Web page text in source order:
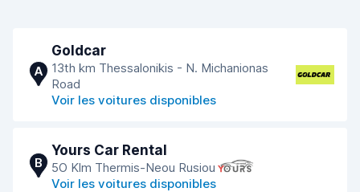
A
Goldcar
13th km Thessalonikis - N. Michanionas
Road
Voir les voitures disponibles
B
Yours Car Rental
5O Klm Thermis-Νeou Rusiou
Voir les voitures disponibles